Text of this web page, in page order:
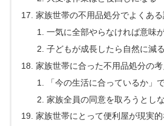
家族世帯の不用品処分でよくあ
一気に全部やらなければ意味
子どもが成長したら自然に減
家族世帯に合った不用品処分の
「今の生活に合っているか」
家族全員の同意を取ろうとし
家族世帯にとって便利屋が現実